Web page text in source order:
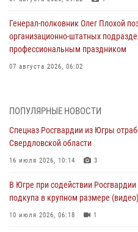
Генерал-полковник Олег Плохой
организационно-штатных
профессиональным праздником
07 августа 2026, 06:02
Военнослужащие Росгвардии
направлении
Офицеры Росгвардии и ветераны
память генерала армии Ивана
ПОПУЛЯРНЫЕ НОВОСТИ
Спецназ Росгвардии из Югры
Свердловской области
16 июля 2026, 10:14 3
В Югре при содействии
подкупа в крупном размере (видео)
10 июля 2026, 06:18 1